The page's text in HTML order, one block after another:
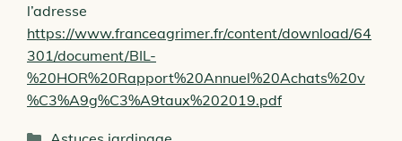
l’adresse
https://www.franceagrimer.fr/content/download/64
301/document/BIL-
%20HOR%20Rapport%20Annuel%20Achats%20v
%C3%A9g%C3%A9taux%202019.pdf
Catégories